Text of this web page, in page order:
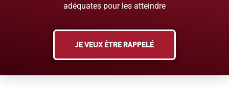
adéquates pour les atteindre
JE VEUX ÊTRE RAPPELÉ